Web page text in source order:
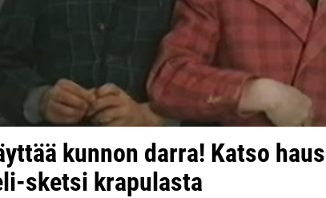
kunnon darra! Katso
sketsi krapulasta